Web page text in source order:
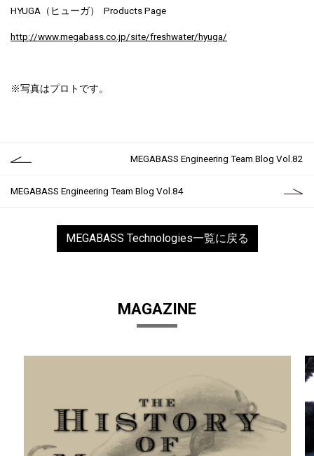
HYUGA（ヒューガ） Products Page
http://www.megabass.co.jp/site/freshwater/hyuga/
※写真はプロトです。
MEGABASS Engineering Team Blog Vol.82
MEGABASS Engineering Team Blog Vol.84
MEGABASS Technologies一覧に戻る
MAGAZINE